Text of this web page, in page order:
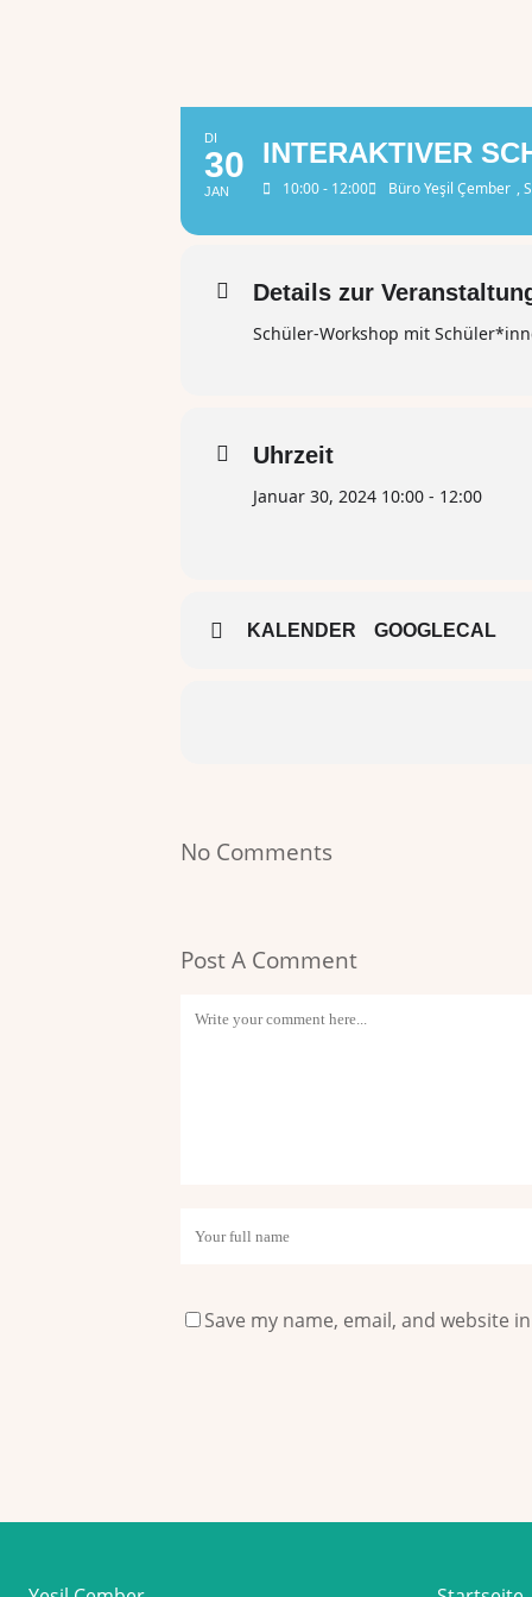
DI
30
JAN
INTERAKTIVER
10:00 - 12:00 Büro Yeşil Çember ,
Details zur
Schüler-Workshop mit
Uhrzeit
Januar 30, 2024 10:00 - 12:00
KALENDER GOOGLECAL
No Comments
Post A Comment
Save my name, email, and website